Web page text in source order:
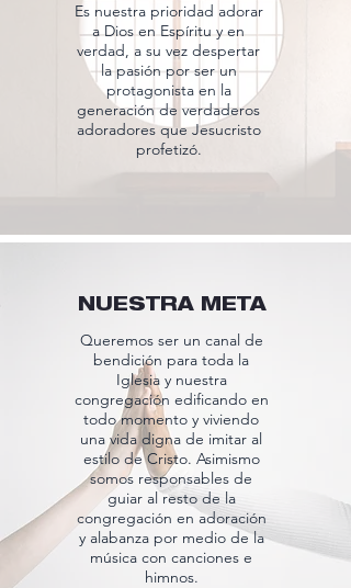
Es nuestra prioridad adorar
a Dios en Espíritu y en
verdad, a su vez despertar
la pasión por ser un
protagonista en la
generación de verdaderos
adoradores que Jesucristo
profetizó.
NUESTRA META
Queremos ser un canal de
bendición para toda la
Iglesia y nuestra
congregación edificando en
todo momento y viviendo
una vida digna de imitar al
estilo de Cristo. Asimismo
somos responsables de
guiar al resto de la
congregación en adoración
y alabanza por medio de la
música con canciones e
himnos.